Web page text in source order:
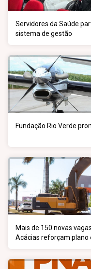
Servidores da Saúde
sistema de gestão
Fundação Rio Verde
Mais de 150 novas
Acácias reforçam plano